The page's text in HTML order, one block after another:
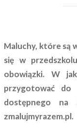
Maluchy, które są
się w
obowiązki. W
przygotować do
dostępnego na
zmalujmyrazem.pl.